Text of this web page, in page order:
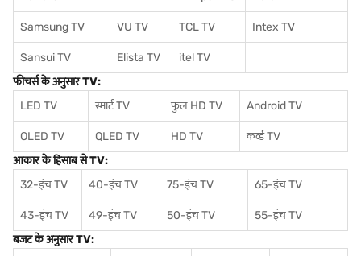
Samsung TV VU TV TCL TV Intex TV
Sansui TV Elista TV
itel TV
फीचर्स के अनुसार TV:
LED TV
स्मार्ट TV फुल HD TV Android TV
OLED TV QLED TV HD TV
कर्व्ड TV
आकार के हिसाब से TV:
32-इंच TV
40-इंच TV 75-इंच TV 65-इंच TV
43-इंच TV 49-इंच TV 50-इंच TV
55-इंच TV
बजट के अनुसार TV: